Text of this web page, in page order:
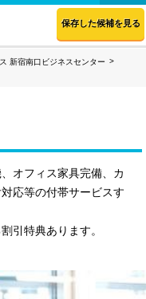
保存した候補を見る
新宿南口ビジネスセンター
オフィス家具完備、カ
応等の付帯サービスす
引特典あります。